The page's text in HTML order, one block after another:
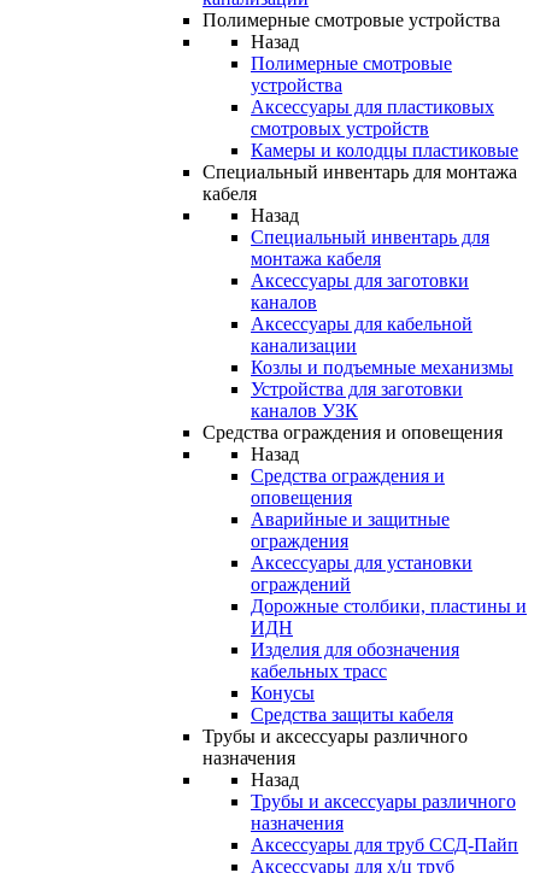
Полимерные смотровые устройства
Назад
Полимерные смотровые
устройства
Аксессуары для пластиковых
смотровых устройств
Камеры и колодцы пластиковые
Специальный инвентарь для монтажа
кабеля
Назад
Специальный инвентарь для
монтажа кабеля
Аксессуары для заготовки
каналов
Аксессуары для кабельной
канализации
Козлы и подъемные механизмы
Устройства для заготовки
каналов УЗК
Средства ограждения и оповещения
Назад
Средства ограждения и
оповещения
Аварийные и защитные
ограждения
Аксессуары для установки
ограждений
Дорожные столбики, пластины и
ИДН
Изделия для обозначения
кабельных трасс
Конусы
Средства защиты кабеля
Трубы и аксессуары различного
назначения
Назад
Трубы и аксессуары различного
назначения
Аксессуары для труб ССД-Пайп
Аксессуары для х/ц труб